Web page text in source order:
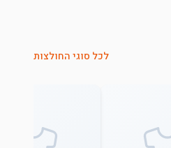
לכל סוגי החולצות